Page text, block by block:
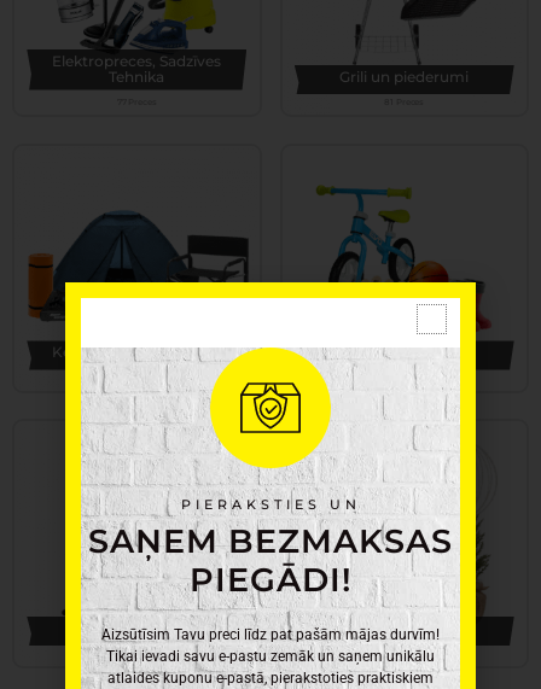
Elektropreces, Sadzīves
Tehnika
Grili un piederumi
Kempingam un atpūtai Bērnu preces
119 Preces
Apgaismojums
160 Preces
Ziemassvētki
176 Preces
PIERAKSTIES UN
SAŅEM BEZMAKSAS
PIEGĀDI!
Aizsūtīsim Tavu preci līdz pat pašām mājas durvīm!
Tikai ievadi savu e-pastu zemāk un saņem unikālu
atlaides kuponu e-pastā, pierakstoties praktiskiem